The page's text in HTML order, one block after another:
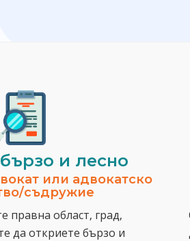
и лесно
или адвокатско
съдружие
правна област, град,
да откриете бързо и